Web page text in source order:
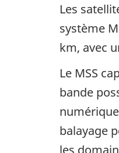
Les
système
km, avec
Le MSS
bande
balayage